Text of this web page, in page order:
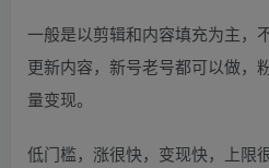
一般是以剪辑和内容填充为主，
更新内容，新号老号都可以做，
量变现。
低门槛，涨很快，变现快，上限